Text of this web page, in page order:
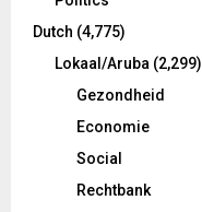
Dutch (4,775)
Lokaal/Aruba (2,299)
Gezondheid
Economie
Social
Rechtbank